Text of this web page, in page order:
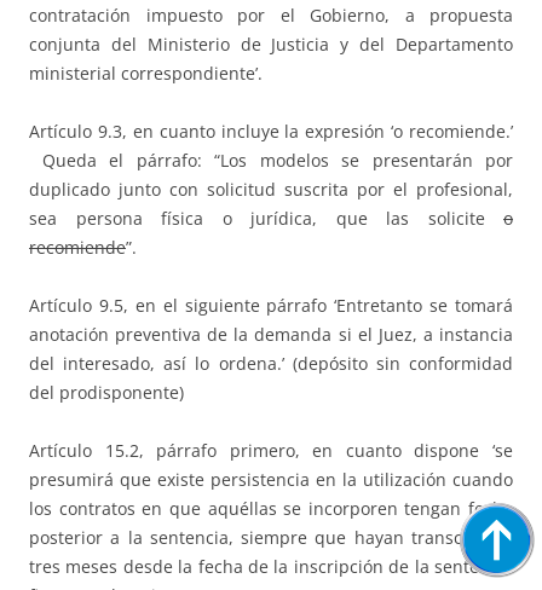
contratación impuesto por el Gobierno, a propuesta
conjunta del Ministerio de Justicia y del Departamento
ministerial correspondiente’.
Artículo 9.3, en cuanto incluye la expresión ‘o recomiende.’
Queda el párrafo: “Los modelos se presentarán por
duplicado junto con solicitud suscrita por el profesional,
sea persona física o jurídica, que las solicite o
recomiende”.
Artículo 9.5, en el siguiente párrafo ‘Entretanto se tomará
anotación preventiva de la demanda si el Juez, a instancia
del interesado, así lo ordena.’ (depósito sin conformidad
del prodisponente)
Artículo 15.2, párrafo primero, en cuanto dispone ‘se
presumirá que existe persistencia en la utilización cuando
los contratos en que aquéllas se incorporen tengan fecha
posterior a la sentencia, siempre que hayan transcurrido
tres meses desde la fecha de la inscripción de la sentencia